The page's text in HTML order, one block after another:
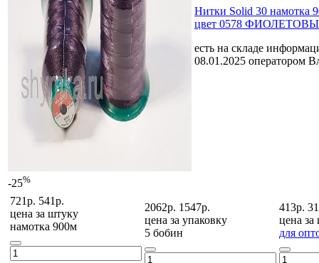
-25%
Нитки Solid 30 намотка
цвет 0578
есть на складе
08.01.2025 оператором
721р. 541р.
цена за штуку
намотка 900м
2062р. 1547р.
цена за упаковку
5 бобин
413р.
цена за
для